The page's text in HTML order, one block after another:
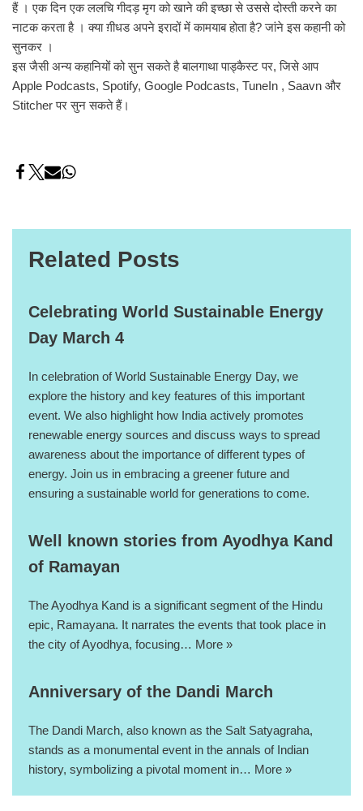
हैं । एक दिन एक ललचि गीदड़ मृग को खाने की इच्छा से उससे दोस्ती करने का
नाटक करता है । क्या ग़ीधड अपने इरादों में कामयाब होता है? जांने इस कहानी को
सुनकर ।
इस जैसी अन्य कहानियों को सुन सकते है बालगाथा पाड्कैस्ट पर, जिसे आप
Apple Podcasts, Spotify, Google Podcasts, TuneIn , Saavn और
Stitcher पर सुन सकते हैं।
Related Posts
Celebrating World Sustainable Energy
Day March 4
In celebration of World Sustainable Energy Day, we
explore the history and key features of this important
event. We also highlight how India actively promotes
renewable energy sources and discuss ways to spread
awareness about the importance of different types of
energy. Join us in embracing a greener future and
ensuring a sustainable world for generations to come.
Well known stories from Ayodhya Kand
of Ramayan
The Ayodhya Kand is a significant segment of the Hindu
epic, Ramayana. It narrates the events that took place in
the city of Ayodhya, focusing… More »
Anniversary of the Dandi March
The Dandi March, also known as the Salt Satyagraha,
stands as a monumental event in the annals of Indian
history, symbolizing a pivotal moment in… More »